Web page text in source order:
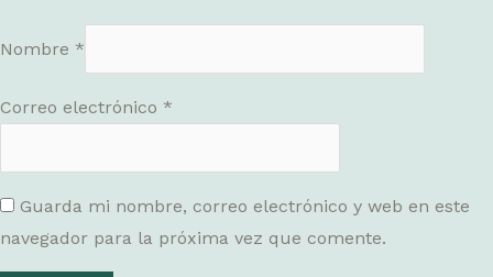
Nombre *
Correo electrónico *
Guarda mi nombre, correo electrónico y web en este
navegador para la próxima vez que comente.